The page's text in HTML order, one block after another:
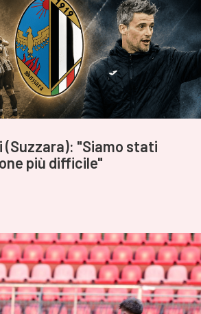
(Suzzara): "Siamo stati
più difficile"